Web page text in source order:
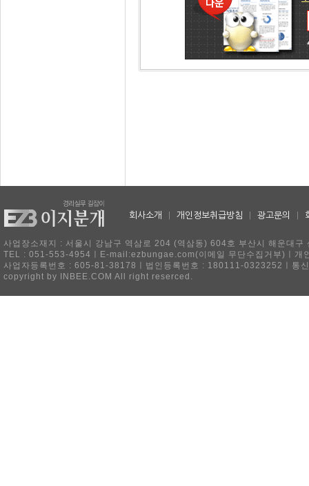
회사소개 개인정보취급방침 광고문의
사업장소재지 : 서울시 강남구 역삼로 204 (역삼동) 604호 부산시 해운대
TEL : 051-553-4954ㅣE-mail:ezbungae.com(이메일 무단수집거부)ㅣ개
사업자등록번호 : 605-81-38178ㅣ법인등록번호 : 180111-0323252ㅣ통
copyright by INBEE.COM All right reserced.